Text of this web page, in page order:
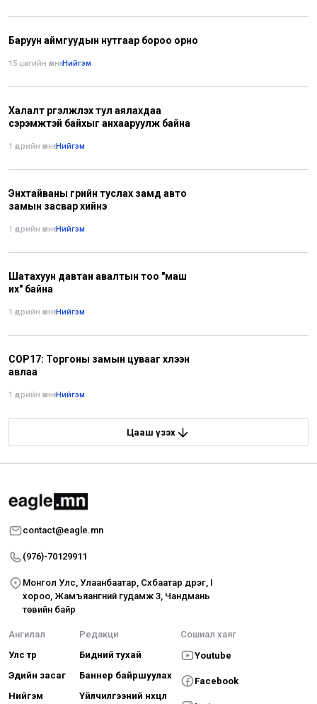
Баруун аймгуудын нутгаар бороо орно
15 цагийн өмнө•Нийгэм
Халалт үргэлжлэх тул аялахдаа
сэрэмжтэй байхыг анхааруулж байна
1 өдрийн өмнө•Нийгэм
Энхтайваны гүүрийн туслах замд авто
замын засвар хийнэ
1 өдрийн өмнө•Нийгэм
Шатахуун давтан авалтын тоо "маш
их" байна
1 өдрийн өмнө•Нийгэм
COP17: Торгоны замын цувааг хүлээн
авлаа
1 өдрийн өмнө•Нийгэм
Цааш үзэх
contact@eagle.mn
(976)-70129911
Монгол Улс, Улаанбаатар, Сүхбаатар дүүрэг, I
хороо, Жамъяангүний гудамж 3, Чандмань
төвийн байр
Ангилал
Улс төр
Эдийн засаг
Нийгэм
Редакци
Бидний тухай
Баннер байршуулах
Үйлчилгээний нөхцөл
Сошиал хаяг
Youtube
Facebook